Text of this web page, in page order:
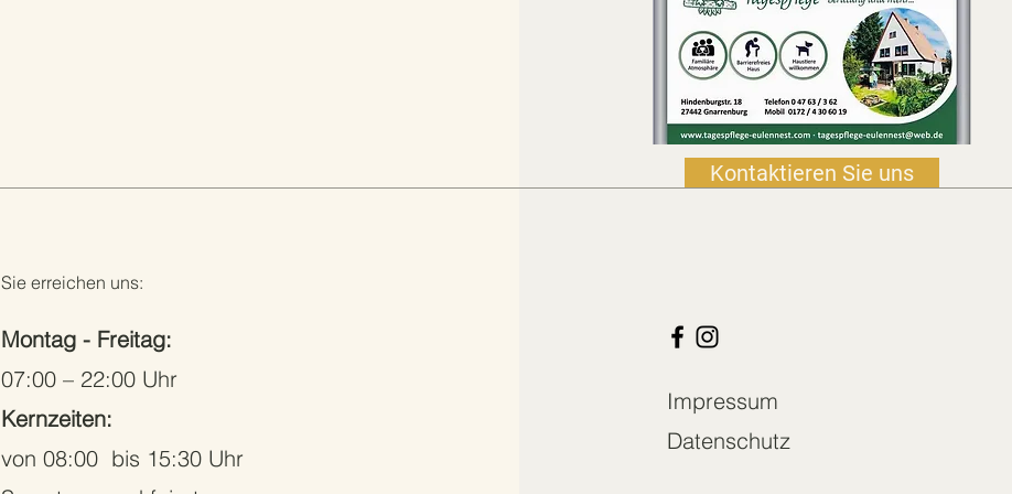
Sie erreichen uns:
Montag - Freitag:
07:00 – 22:00 Uhr
Kernzeiten:
von 08:00 bis 15:30 Uhr
Kontaktieren Sie uns
Impressum
Datenschutz